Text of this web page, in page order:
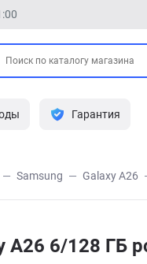
Гарантия
Samsung Galaxy A26
A26 6/128 ГБ